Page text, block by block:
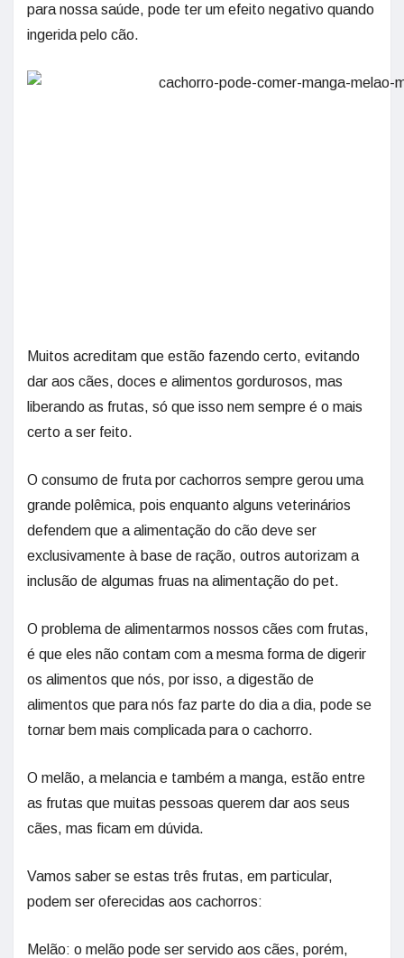
para nossa saúde, pode ter um efeito negativo quando
ingerida pelo cão.
Muitos acreditam que estão fazendo certo, evitando
dar aos cães, doces e alimentos gordurosos, mas
liberando as frutas, só que isso nem sempre é o mais
certo a ser feito.
O consumo de fruta por cachorros sempre gerou uma
grande polêmica, pois enquanto alguns veterinários
defendem que a alimentação do cão deve ser
exclusivamente à base de ração, outros autorizam a
inclusão de algumas fruas na alimentação do pet.
O problema de alimentarmos nossos cães com frutas,
é que eles não contam com a mesma forma de digerir
os alimentos que nós, por isso, a digestão de
alimentos que para nós faz parte do dia a dia, pode se
tornar bem mais complicada para o cachorro.
O melão, a melancia e também a manga, estão entre
as frutas que muitas pessoas querem dar aos seus
cães, mas ficam em dúvida.
Vamos saber se estas três frutas, em particular,
podem ser oferecidas aos cachorros:
Melão: o melão pode ser servido aos cães, porém,